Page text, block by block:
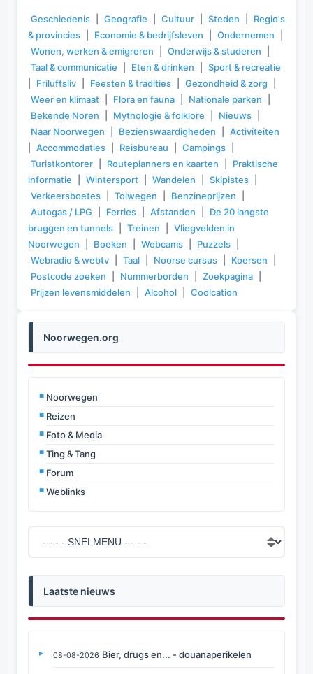
Noorwegen.org
Noorwegen
Reizen
Foto & Media
Ting & Tang
Forum
Weblinks
Laatste nieuws
08-08-2026 Bier, drugs en... - douanaperikelen
Geschiedenis Geografie Cultuur Steden
Regio's
& provincies
Economie & bedrijfsleven Ondernemen
Wonen, werken & emigreren
Onderwijs & studeren
Taal & communicatie
Eten & drinken
Sport & recreatie
Friluftsliv Feesten & tradities Gezondheid & zorg
Weer en klimaat
Flora en fauna Nationale parken
Bekende Noren
Mythologie & folklore Nieuws
Naar Noorwegen
Bezienswaardigheden
Activiteiten
Accommodaties Reisbureau Campings
Turistkontorer
Routeplanners en kaarten
Praktische
informatie
Wintersport Wandelen Skipistes
Verkeersboetes
Tolwegen Benzineprijzen
Autogas / LPG
Ferries Afstanden
De 20 langste
bruggen en tunnels
Treinen
Vliegvelden in
Noorwegen
Boeken Webcams Puzzels
Webradio & webtv
Taal Noorse cursus Koersen
Postcode zoeken
Nummerborden Zoekpagina
Prijzen levensmiddelen
Alcohol Coolcation